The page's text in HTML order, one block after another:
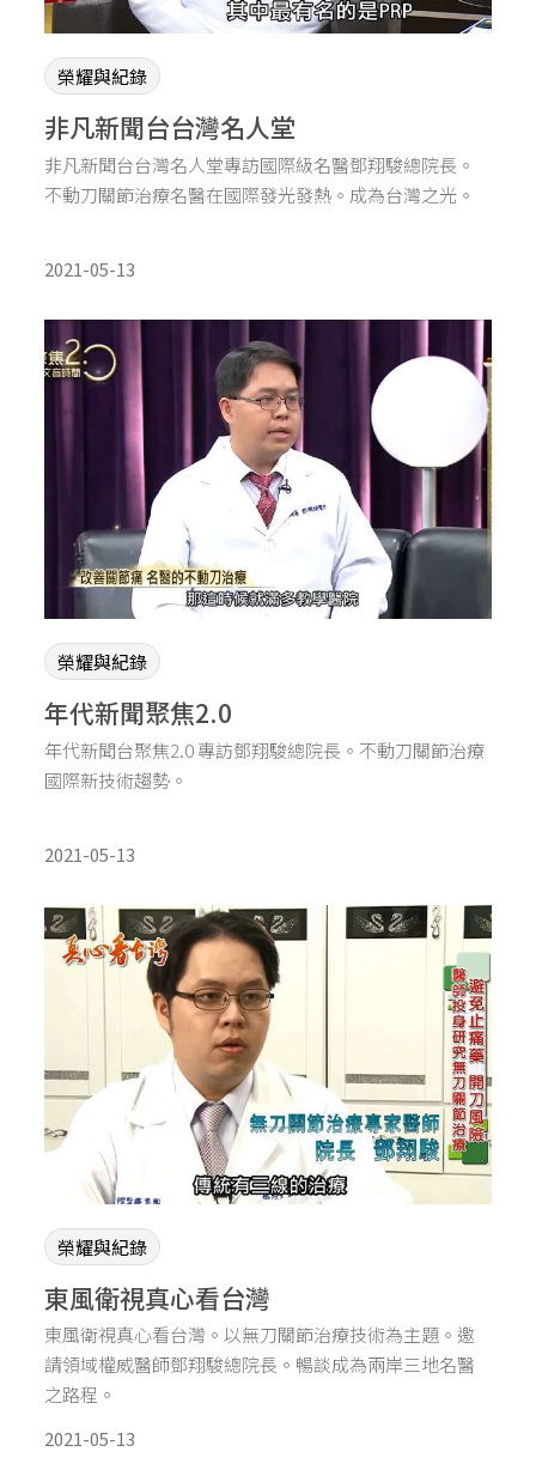
榮耀與紀錄
2021-05-13
非凡新聞台台灣名人堂
非凡新聞台台灣名人堂專訪國際級名醫鄧翔駿總院長。
不動刀關節治療名醫在國際發光發熱。成為台灣之光。
榮耀與紀錄
2021-05-13
年代新聞聚焦2.0
年代新聞台聚焦2.0 專訪鄧翔駿總院長。不動刀關節治療
國際新技術趨勢。
榮耀與紀錄
2021-05-13
東風衛視真心看台灣
東風衛視真心看台灣。以無刀關節治療技術為主題。邀
請領域權威醫師鄧翔駿總院長。暢談成為兩岸三地名醫
之路程。